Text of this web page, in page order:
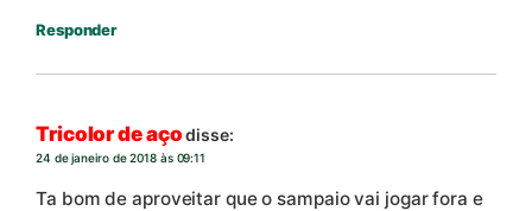
Responder
Tricolor de aço disse:
24 de janeiro de 2018 às 09:11
Ta bom de aproveitar que o sampaio vai jogar fora e